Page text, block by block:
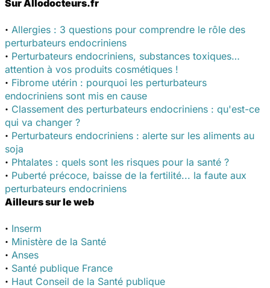
Sur Allodocteurs.fr
· Allergies : 3 questions pour comprendre le rôle des
perturbateurs endocriniens
· Perturbateurs endocriniens, substances toxiques…
attention à vos produits cosmétiques !
· Fibrome utérin : pourquoi les perturbateurs
endocriniens sont mis en cause
· Classement des perturbateurs endocriniens : qu'est-ce
qui va changer ?
· Perturbateurs endocriniens : alerte sur les aliments au
soja
· Phtalates : quels sont les risques pour la santé ?
· Puberté précoce, baisse de la fertilité... la faute aux
perturbateurs endocriniens
Ailleurs sur le web
· Inserm
· Ministère de la Santé
· Anses
· Santé publique France
· Haut Conseil de la Santé publique